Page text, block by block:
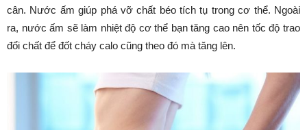
cân. Nước ấm giúp phá vỡ chất béo tích tụ trong cơ thể. Ngoài
ra, nước ấm sẽ làm nhiệt độ cơ thể bạn tăng cao nên tốc độ trao
đổi chất để đốt cháy calo cũng theo đó mà tăng lên.